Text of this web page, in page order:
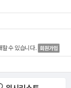
할 수 있습니다.